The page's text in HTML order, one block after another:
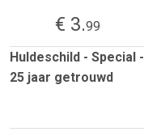
€ 3.99
Huldeschild - Special -
25 jaar getrouwd